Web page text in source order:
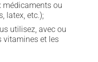
médicaments ou
latex, etc.);
utilisez, avec ou
vitamines et les